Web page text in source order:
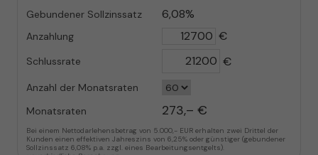
Gebundener Sollzinssatz 6,08%
Anzahlung €
Schlussrate €
Anzahl der Monatsraten
Monatsraten
273,– €
Bei einem Nettodarlehensbetrag von 5.000,- EUR erhalten zwei Drittel der
Kunden einen effektiven Jahreszins von 6,25% oder günstiger (gebundener
Sollzinssatz 6,08% p.a. zzgl. eines Bearbeitungsentgelts).